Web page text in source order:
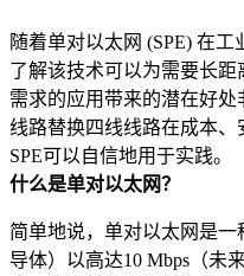
随着单对以太网 (SPE) 在工
了解该技术可以为需要长
需求的应用带来的潜在好
线路替换四线线路在成本
SPE可以自信地用于实践。
什么是单对以太网？
简单地说，单对以太网是
导体）以高达10 Mbps（未